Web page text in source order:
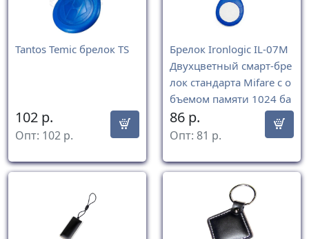
Tantos Temic брелок TS
102 р.
Опт: 102 р.
Брелок Ironlogic IL-07M
Двухцветный смарт-бре
лок стандарта Mifare c о
бъемом памяти 1024 ба
йт.
86 р.
Опт: 81 р.